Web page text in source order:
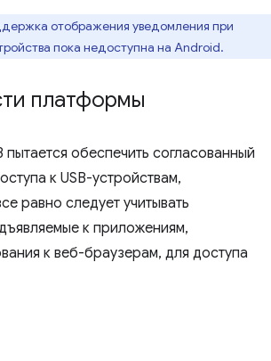
отображения уведомления при
пока недоступна на Android.
платформы
пытается обеспечить согласованный
к USB-устройствам,
равно следует учитывать
к приложениям,
к веб-браузерам, для доступа